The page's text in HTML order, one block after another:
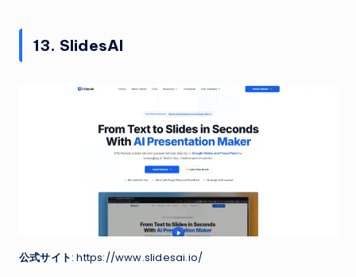
13. SlidesAI
公式サイト: https://www.slidesai.io/